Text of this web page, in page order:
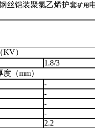
丝铠装聚氯乙烯护套矿用
）
1.8/3
（mm）
-
-
-
-
2.2